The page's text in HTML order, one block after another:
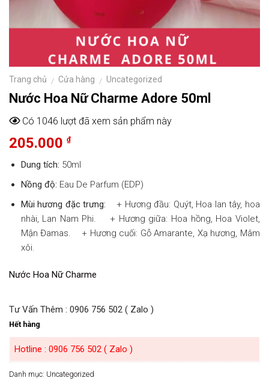
Trang chủ / Cửa hàng / Uncategorized
Nước Hoa Nữ Charme Adore 50ml
Có 1046 lượt đã xem sản phẩm này
205.000 ₫
Dung tích: 50ml
Nồng độ: Eau De Parfum (EDP)
Mùi hương đặc trưng: + Hương đầu: Quýt, Hoa lan tây, hoa
nhài, Lan Nam Phi. + Hương giữa: Hoa hồng, Hoa Violet,
Mận Đamas. + Hương cuối: Gỗ Amarante, Xạ hương, Mâm
xôi.
Nước Hoa Nữ Charme
Tư Vấn Thêm : 0906 756 502 ( Zalo )
Hết hàng
Hotline : 0906 756 502 ( Zalo )
Danh mục: Uncategorized